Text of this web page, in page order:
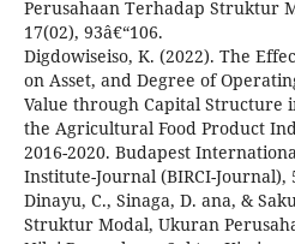
Perusahaan Terhadap Struktur
17(02), 93â€“106.
Digdowiseiso, K. (2022). The
on Asset, and Degree of
Value through Capital Structure
the Agricultural Food Product
2016-2020. Budapest
Institute-Journal (BIRCI-Journal),
Dinayu, C., Sinaga, D. ana, &
Struktur Modal, Ukuran